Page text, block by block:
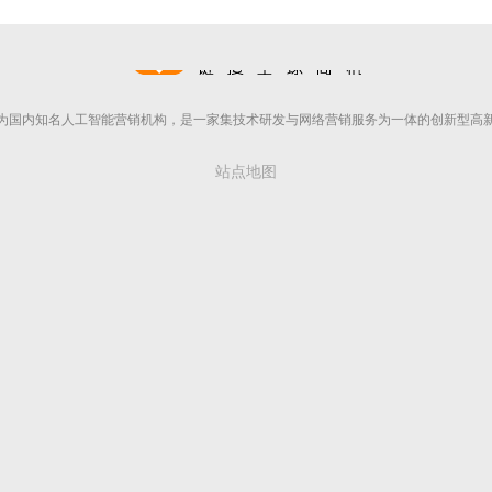
国内知名人工智能营销机构，是一家集技术研发与网络营销服务为一体的创新型高
站点地图